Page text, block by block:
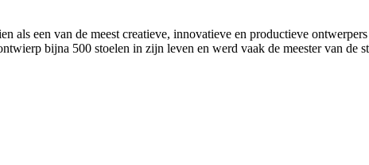
als een van de meest creatieve, innovatieve en productieve
bijna 500 stoelen in zijn leven en werd vaak de meester van de